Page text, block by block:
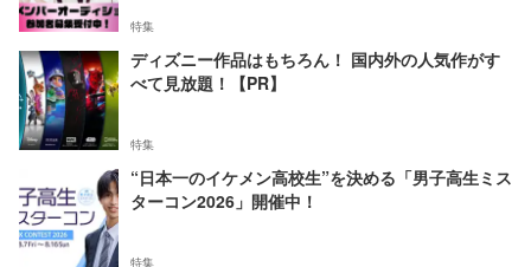
特集
ディズニー作品はもちろん！ 国内外の人気作がす
べて見放題！【PR】
特集
“日本一のイケメン高校生”を決める「男子高生ミス
ターコン2026」開催中！
特集